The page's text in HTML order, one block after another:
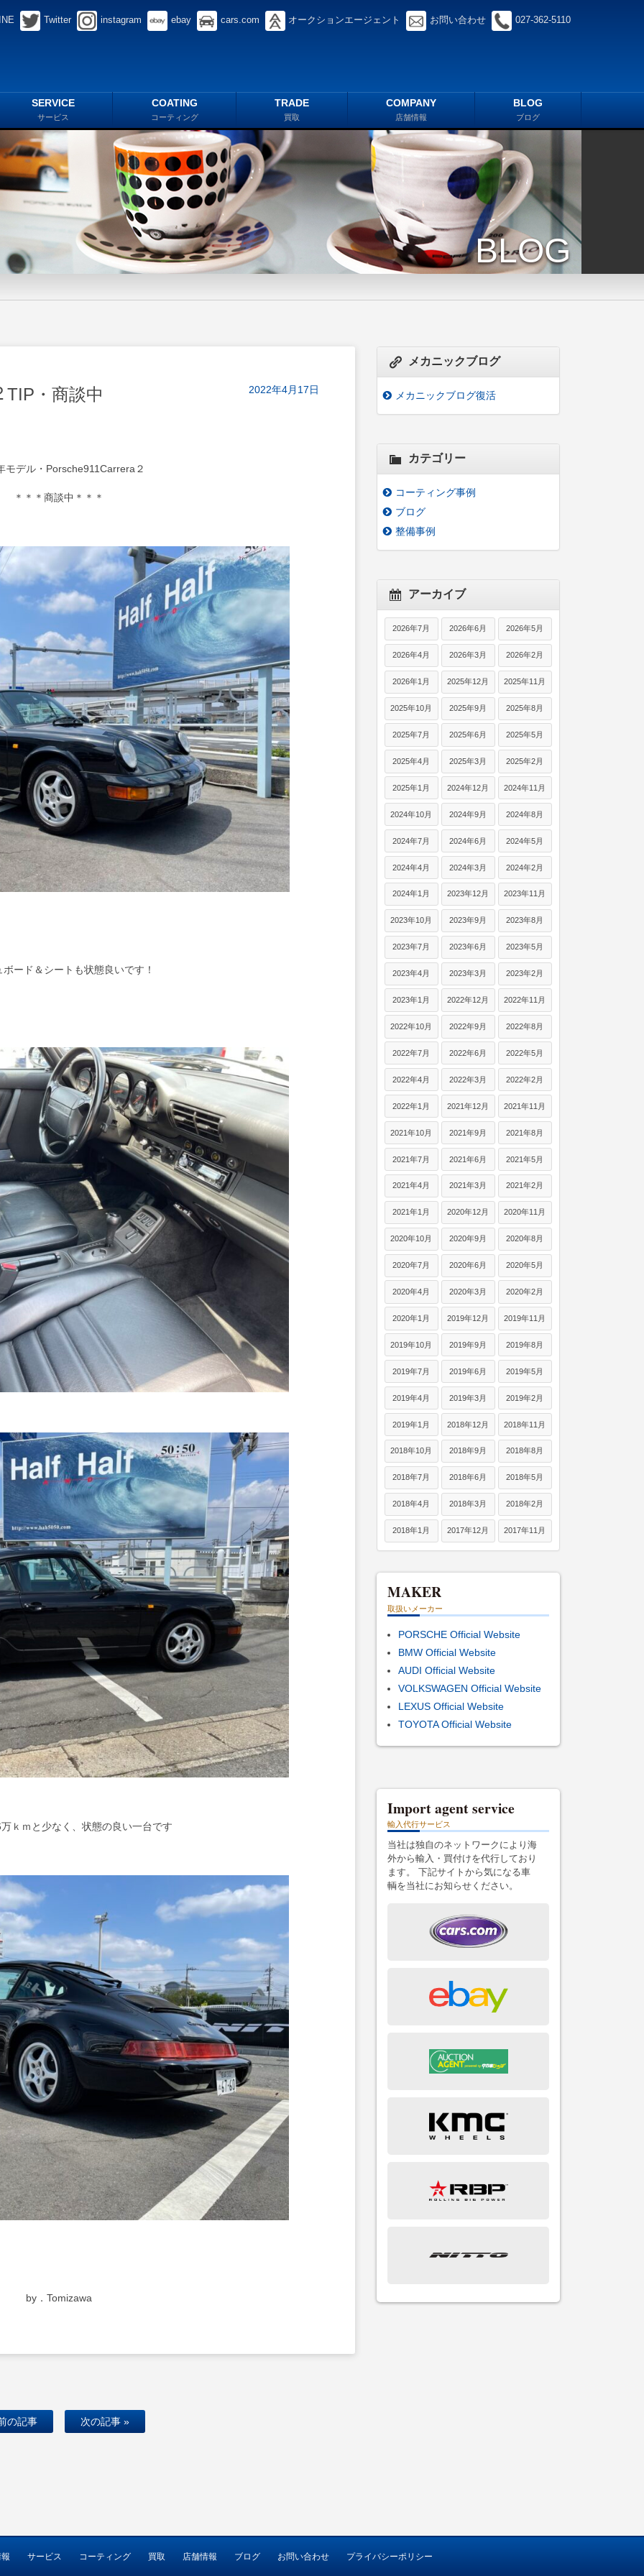
Twitter instagram ebay cars.com オークションエージェント お問い合わせ 027-362-5110
SERVICE
サービス
COATING
コーティング
TRADE
買取
COMPANY
店舗情報
BLOG
ブログ
BLOG
TIP・商談中 2022年4月17日
モデル・Porsche911Carrera２
＊＊＊商談中＊＊＊
ード＆シートも状態良いです！
ｋｍと少なく、状態の良い一台です
by．Tomizawa
の記事 次の記事 »
メカニックブログ
メカニックブログ復活
カテゴリー
コーティング事例
ブログ
整備事例
アーカイブ
2026年7月 2026年6月 2026年5月
2026年4月 2026年3月 2026年2月
2026年1月 2025年12月 2025年11月
2025年10月 2025年9月 2025年8月
2025年7月 2025年6月 2025年5月
2025年4月 2025年3月 2025年2月
2025年1月 2024年12月 2024年11月
2024年10月 2024年9月 2024年8月
2024年7月 2024年6月 2024年5月
2024年4月 2024年3月 2024年2月
2024年1月 2023年12月 2023年11月
2023年10月 2023年9月 2023年8月
2023年7月 2023年6月 2023年5月
2023年4月 2023年3月 2023年2月
2023年1月 2022年12月 2022年11月
2022年10月 2022年9月 2022年8月
2022年7月 2022年6月 2022年5月
2022年4月 2022年3月 2022年2月
2022年1月 2021年12月 2021年11月
2021年10月 2021年9月 2021年8月
2021年7月 2021年6月 2021年5月
2021年4月 2021年3月 2021年2月
2021年1月 2020年12月 2020年11月
2020年10月 2020年9月 2020年8月
2020年7月 2020年6月 2020年5月
2020年4月 2020年3月 2020年2月
2020年1月 2019年12月 2019年11月
2019年10月 2019年9月 2019年8月
2019年7月 2019年6月 2019年5月
2019年4月 2019年3月 2019年2月
2019年1月 2018年12月 2018年11月
2018年10月 2018年9月 2018年8月
2018年7月 2018年6月 2018年5月
2018年4月 2018年3月 2018年2月
2018年1月 2017年12月 2017年11月
MAKER
取扱いメーカー
PORSCHE Official Website
BMW Official Website
AUDI Official Website
VOLKSWAGEN Official Website
LEXUS Official Website
TOYOTA Official Website
Import agent service
輸入代行サービス
当社は独自のネットワークにより海
外から輸入・買付けを代行しており
ます。 下記サイトから気になる車
輌を当社にお知らせください。
サービス コーティング 買取 店舗情報 ブログ お問い合わせ プライバシーポリシー